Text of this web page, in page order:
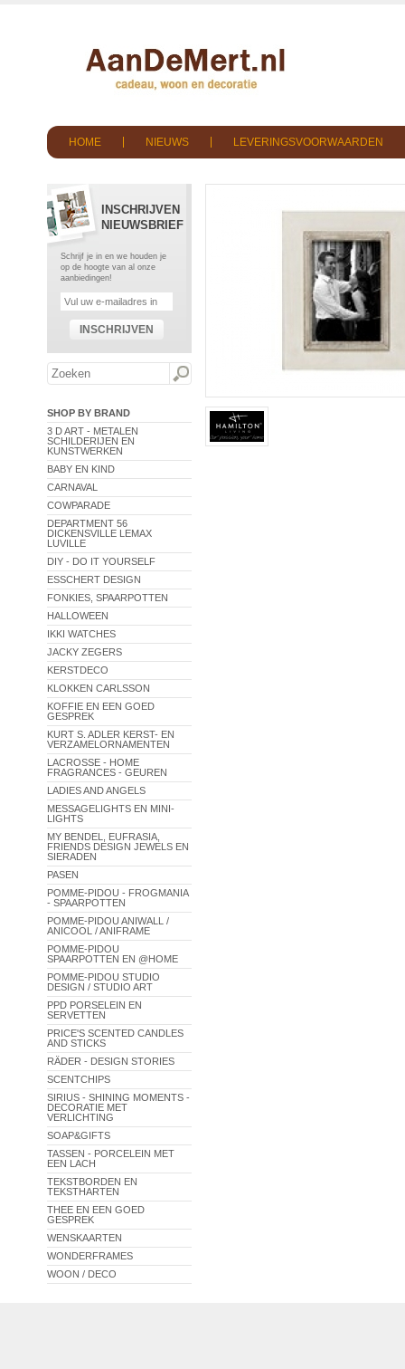
HOME NIEUWS LEVERINGSVOORWAARDEN
INSCHRIJVEN
NIEUWSBRIEF
Schrijf je in en we houden je
op de hoogte van al onze
aanbiedingen!
INSCHRIJVEN
SHOP BY BRAND
3 D ART - METALEN
SCHILDERIJEN EN
KUNSTWERKEN
BABY EN KIND
CARNAVAL
COWPARADE
DEPARTMENT 56
DICKENSVILLE LEMAX
LUVILLE
DIY - DO IT YOURSELF
ESSCHERT DESIGN
FONKIES, SPAARPOTTEN
HALLOWEEN
IKKI WATCHES
JACKY ZEGERS
KERSTDECO
KLOKKEN CARLSSON
KOFFIE EN EEN GOED
GESPREK
KURT S. ADLER KERST- EN
VERZAMELORNAMENTEN
LACROSSE - HOME
FRAGRANCES - GEUREN
LADIES AND ANGELS
MESSAGELIGHTS EN MINI-
LIGHTS
MY BENDEL, EUFRASIA,
FRIENDS DESIGN JEWELS EN
SIERADEN
PASEN
POMME-PIDOU - FROGMANIA
- SPAARPOTTEN
POMME-PIDOU ANIWALL /
ANICOOL / ANIFRAME
POMME-PIDOU
SPAARPOTTEN EN @HOME
POMME-PIDOU STUDIO
DESIGN / STUDIO ART
PPD PORSELEIN EN
SERVETTEN
PRICE'S SCENTED CANDLES
AND STICKS
RÄDER - DESIGN STORIES
SCENTCHIPS
SIRIUS - SHINING MOMENTS -
DECORATIE MET
VERLICHTING
SOAP&GIFTS
TASSEN - PORCELEIN MET
EEN LACH
TEKSTBORDEN EN
TEKSTHARTEN
THEE EN EEN GOED
GESPREK
WENSKAARTEN
WONDERFRAMES
WOON / DECO